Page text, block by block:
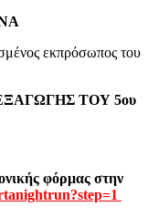
εκπρόσωπος του
ΤΟΥ 5ου
φόρμας στην